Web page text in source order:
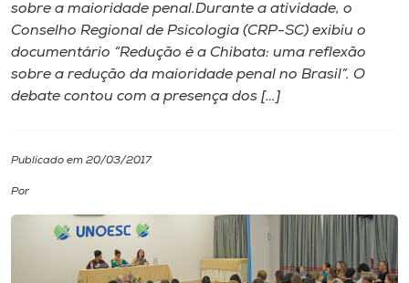
Internacionalização
I.nova
Cultura
sobre a maioridade penal.Durante a atividade, o
Conselho Regional de Psicologia (CRP-SC) exibiu o
documentário “Redução é a Chibata: uma reflexão
sobre a redução da maioridade penal no Brasil”. O
debate contou com a presença dos […]
Publicado em 20/03/2017
Por